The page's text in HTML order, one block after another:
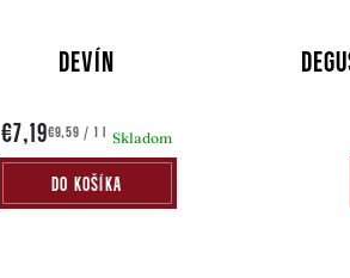
DEVÍN
€7,19Jednotková
cena:
€9,59 / 1 l Skladom
DO KOŠÍKA